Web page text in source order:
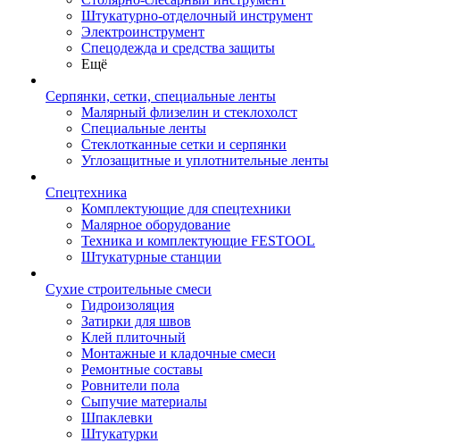
Штукатурно-отделочный инструмент
Электроинструмент
Спецодежда и средства защиты
Ещё
Серпянки, сетки, специальные ленты
Малярный флизелин и стеклохолст
Специальные ленты
Стеклотканные сетки и серпянки
Углозащитные и уплотнительные ленты
Спецтехника
Комплектующие для спецтехники
Малярное оборудование
Техника и комплектующие FESTOOL
Штукатурные станции
Сухие строительные смеси
Гидроизоляция
Затирки для швов
Клей плиточный
Монтажные и кладочные смеси
Ремонтные составы
Ровнители пола
Сыпучие материалы
Шпаклевки
Штукатурки